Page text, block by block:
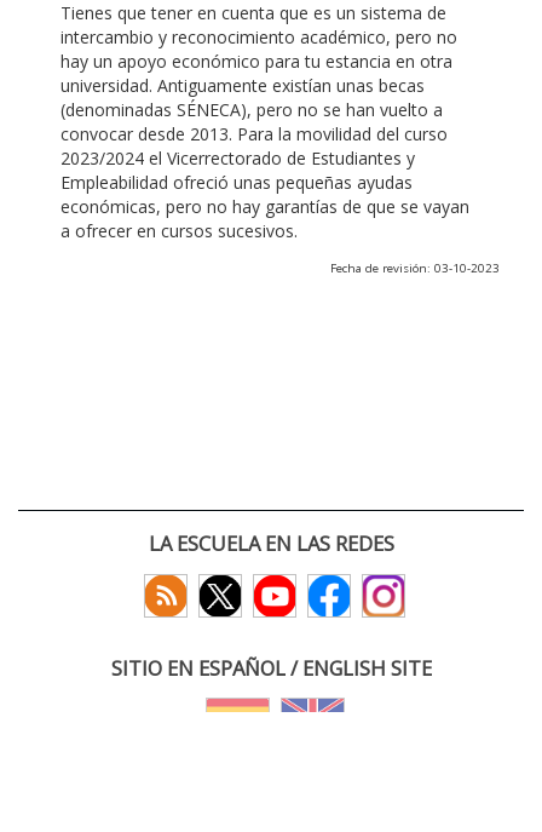
Tienes que tener en cuenta que es un sistema de
intercambio y reconocimiento académico, pero no
hay un apoyo económico para tu estancia en otra
universidad. Antiguamente existían unas becas
(denominadas SÉNECA), pero no se han vuelto a
convocar desde 2013. Para la movilidad del curso
2023/2024 el Vicerrectorado de Estudiantes y
Empleabilidad ofreció unas pequeñas ayudas
económicas, pero no hay garantías de que se vayan
a ofrecer en cursos sucesivos.
Fecha de revisión: 03-10-2023
LA ESCUELA EN LAS REDES
SITIO EN ESPAÑOL / ENGLISH SITE